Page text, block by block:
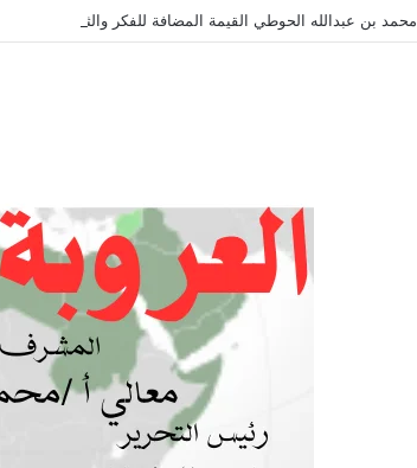
محمد بن عبدالله الحوطي القيمة المضافة للفكر والثقافة والتاريخ !